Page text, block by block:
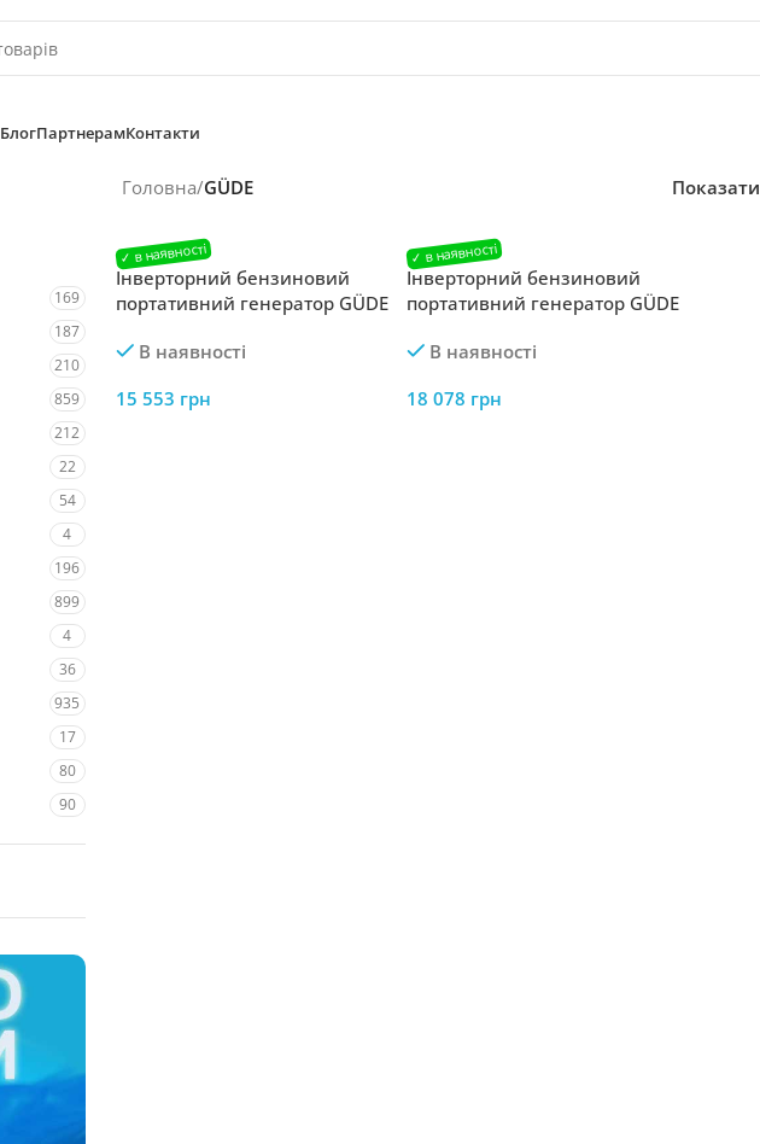
БлогПартнерамКонтакти
169
187
210
859
212
22
54
4
196
899
4
36
935
17
80
90
Головна/GÜDE Показати
Інверторний бензиновий
портативний генератор GÜDE
В наявності
15 553 грн
Інверторний бензиновий
портативний генератор GÜDE
з чистою синусоїдою
В наявності
18 078 грн